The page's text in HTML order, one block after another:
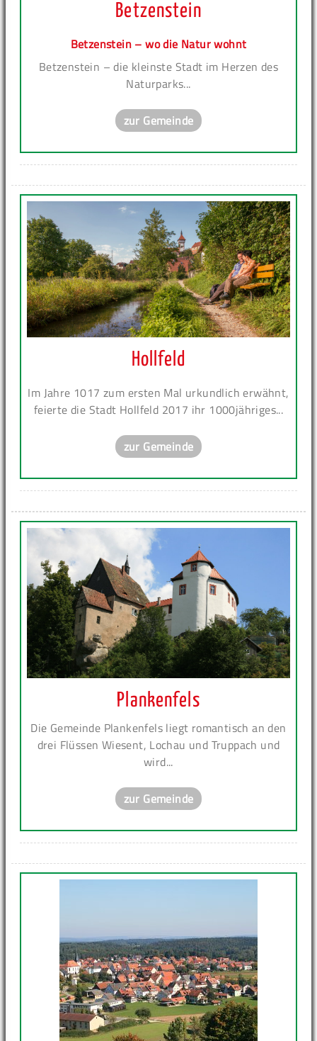
Betzenstein
Betzenstein – wo die Natur wohnt
Betzenstein – die kleinste Stadt im Herzen des
Naturparks...
zur Gemeinde
Hollfeld
Im Jahre 1017 zum ersten Mal urkundlich erwähnt,
feierte die Stadt Hollfeld 2017 ihr 1000jähriges...
zur Gemeinde
Plankenfels
Die Gemeinde Plankenfels liegt romantisch an den
drei Flüssen Wiesent, Lochau und Truppach und
wird...
zur Gemeinde